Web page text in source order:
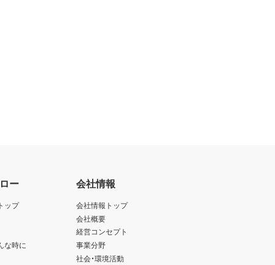
ー
ップ
な時に
会社情報
会社情報トップ
会社概要
経営コンセプト
事業分野
社会・環境活動